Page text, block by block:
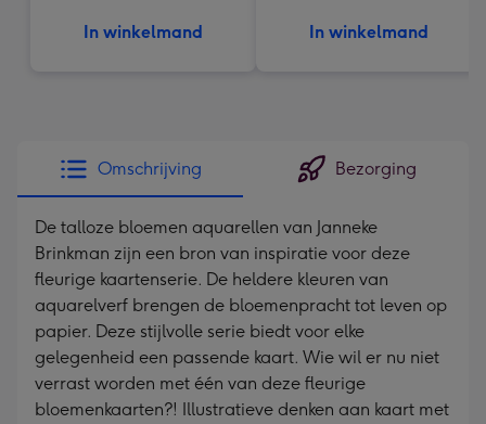
In winkelmand In winkelmand
Omschrijving Bezorging
De talloze bloemen aquarellen van Janneke
Brinkman zijn een bron van inspiratie voor deze
fleurige kaartenserie. De heldere kleuren van
aquarelverf brengen de bloemenpracht tot leven op
papier. Deze stijlvolle serie biedt voor elke
gelegenheid een passende kaart. Wie wil er nu niet
verrast worden met één van deze fleurige
bloemenkaarten?! Illustratieve denken aan kaart met